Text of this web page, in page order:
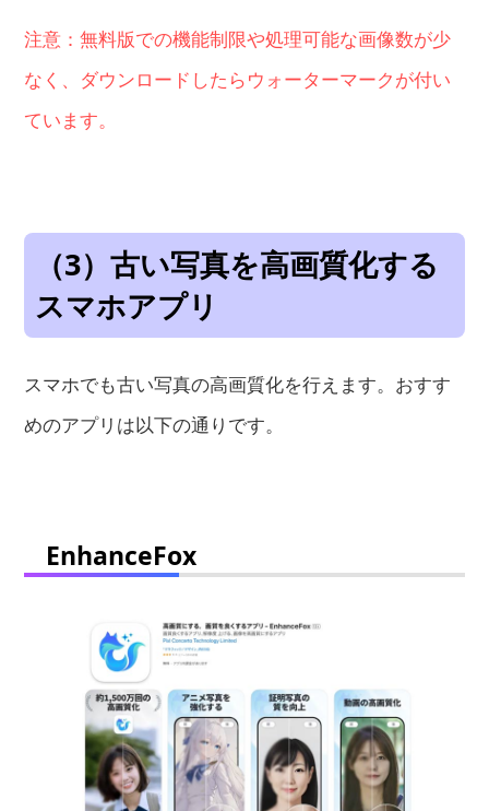
注意：無料版での機能制限や処理可能な画像数が少
なく、ダウンロードしたらウォーターマークが付い
ています。
（3）古い写真を高画質化する
スマホアプリ
スマホでも古い写真の高画質化を行えます。おすす
めのアプリは以下の通りです。
EnhanceFox